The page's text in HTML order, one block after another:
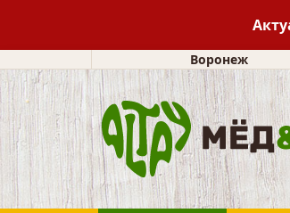
Воронеж